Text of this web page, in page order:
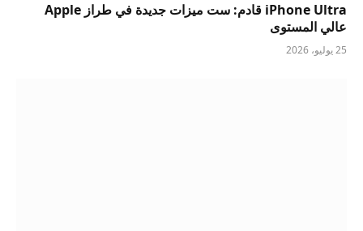
iPhone Ultra قادم: ست ميزات جديدة في طراز Apple
عالي المستوى
25 يوليو، 2026